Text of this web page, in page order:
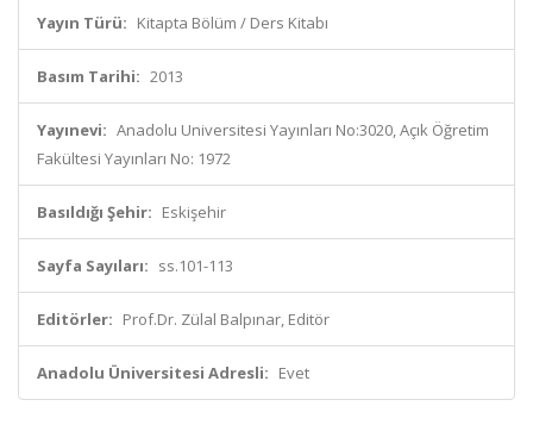
Yayın Türü: Kitapta Bölüm / Ders Kitabı
Basım Tarihi: 2013
Yayınevi: Anadolu Universitesi Yayınları No:3020, Açık Öğretim
Fakültesi Yayınları No: 1972
Basıldığı Şehir: Eskişehir
Sayfa Sayıları: ss.101-113
Editörler: Prof.Dr. Zülal Balpınar, Editör
Anadolu Üniversitesi Adresli: Evet